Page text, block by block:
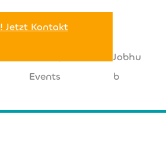
Jetzt Kontakt
Events
Jobhu
b